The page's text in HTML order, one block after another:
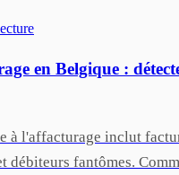
en Belgique :
à l'affacturage inclut
débiteurs fantômes.